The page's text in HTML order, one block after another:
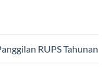
RUPS Tahunan